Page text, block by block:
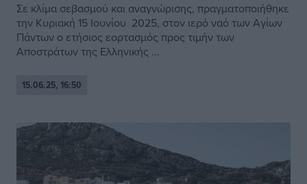
Σε κλίμα σεβασμού και αναγνώρισης, πραγματοποιήθηκε
την Κυριακή 15 Ιουνίου 2025, στον ιερό ναό των Αγίων
Πάντων ο ετήσιος εορτασμός προς τιμήν των
Αποστράτων της Ελληνικής ...
15.06.25, 16:50